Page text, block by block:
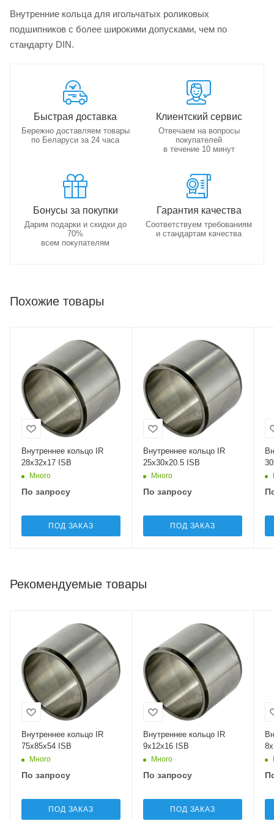
Внутренние кольца для игольчатых роликовых
подшипников с более широкими допусками, чем по
стандарту DIN.
Быстрая доставка
Бережно доставляем товары
по Беларуси за 24 часа
Клиентский сервис
Отвечаем на вопросы
покупателей
в течение 10 минут
Бонусы за покупки
Дарим подарки и скидки до
70%
всем покупателям
Гарантия качества
Соответствуем требованиям
и стандартам качества
Похожие товары
Внутреннее кольцо IR
28x32x17 ISB
Много
По запросу
ПОД ЗАКАЗ
Внутреннее кольцо IR
25x30x20.5 ISB
Много
По запросу
ПОД ЗАКАЗ
Рекомендуемые товары
Внутреннее кольцо IR
75x85x54 ISB
Много
По запросу
ПОД ЗАКАЗ
Внутреннее кольцо IR
9x12x16 ISB
Много
По запросу
ПОД ЗАКАЗ